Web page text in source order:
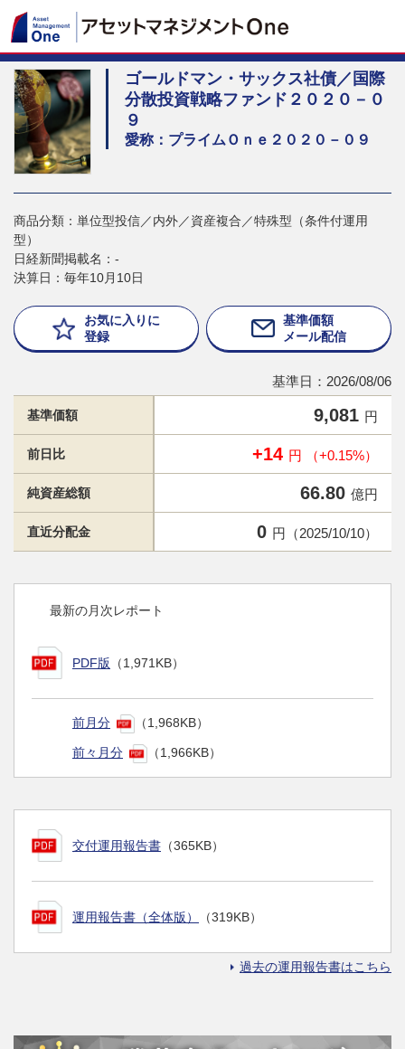
ゴールドマン・サックス社債／国際
分散投資戦略ファンド２０２０－０
９
愛称：プライムＯｎｅ２０２０－０９
商品分類：単位型投信／内外／資産複合／特殊型（条件付運用
型）
日経新聞掲載名：-
決算日：毎年10月10日
お気に入りに
登録
基準価額
メール配信
基準日：2026/08/06
基準価額 9,081 円
前日比 +14 円 （+0.15%）
純資産総額 66.80 億円
直近分配金 0 円（2025/10/10）
最新の月次レポート
PDF版 （1,971KB）
前月分 （1,968KB）
前々月分 （1,966KB）
交付運用報告書 （365KB）
運用報告書（全体版） （319KB）
過去の運用報告書はこちら